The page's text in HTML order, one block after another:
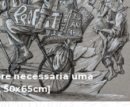
necessária uma